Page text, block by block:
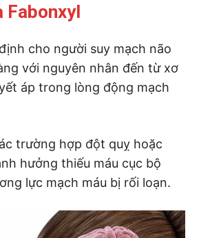
Fabonxyl
cho người suy mạch não
với nguyên nhân đến từ xơ
áp trong lòng động mạch
trường hợp đột quỵ hoặc
hưởng thiếu máu cục bộ
lực mạch máu bị rối loạn.